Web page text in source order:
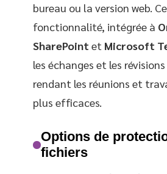
bureau ou la version web.
fonctionnalité, intégrée à
SharePoint et Microsoft
les échanges et les
rendant les réunions et
plus efficaces.
Options de
fichiers